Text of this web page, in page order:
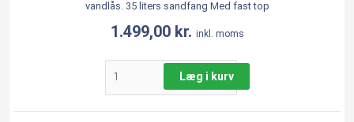
vandlås. 35 liters sandfang Med fast top
1.499,00 kr. inkl. moms
Læg i kurv